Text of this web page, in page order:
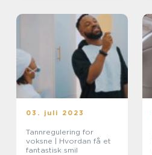
03. juli 2023
Tannregulering for
voksne | Hvordan få et
fantastisk smil